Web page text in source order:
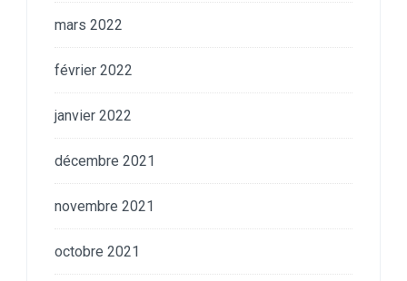
mars 2022
février 2022
janvier 2022
décembre 2021
novembre 2021
octobre 2021